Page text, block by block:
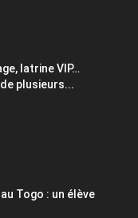
latrine VIP…
plusieurs...
Togo : un élève